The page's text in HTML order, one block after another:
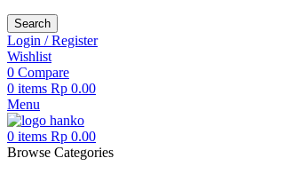
Search
Login / Register
Wishlist
0 Compare
0 items Rp 0.00
Menu
0 items Rp 0.00
Browse Categories